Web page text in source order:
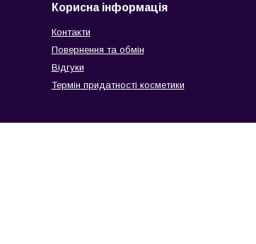
Корисна інформація
Контакти
Повернення та обмін
Відгуки
Термін придатності косметики